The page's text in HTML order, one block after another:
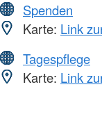
Spenden
Karte: Link
Tagespflege
Karte: Link